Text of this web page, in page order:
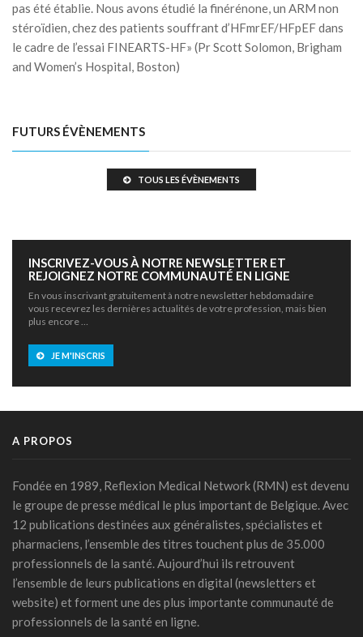
pas été établie. Nous avons étudié la finérénone, un ARM non
stéroïdien, chez des patients souffrant d’HFmrEF/HFpEF dans
le cadre de l’essai FINEARTS-HF» (Pr Scott Solomon, Brigham
and Women’s Hospital, Boston)
FUTURS ÉVÈNEMENTS
TOUS LES ÉVÈNEMENTS
INSCRIVEZ-VOUS À NOTRE NEWSLETTER ET
REJOIGNEZ NOTRE COMMUNAUTÉ EN LIGNE
En vous inscrivant gratuitement à notre newsletter hebdomadaire
vous recevrez les dernières actualités de votre profession, mais bien
plus encore …
JE M'INSCRIS
A PROPOS
Fondée en 1989, Reflexion Medical Network (RMN) est devenu
le groupe de presse médical le plus important de Belgique. Avec
12 publications destinées aux généralistes, spécialistes et
pharmaciens, l’ensemble des titres touchent plus de 35.000
professionnels de la santé. Aujourd’hui ils retrouvent
l’ensemble de leurs publications en digital (newsletters et
website) et forment une des plus importante communauté de
professionnels de la santé en ligne.